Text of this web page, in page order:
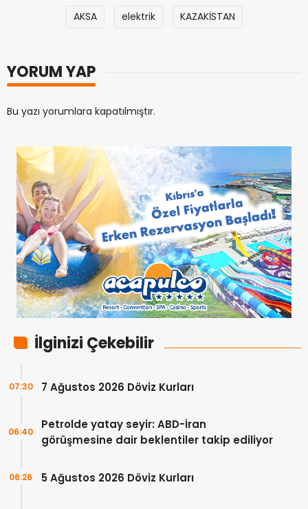
AKSA elektrik KAZAKİSTAN
YORUM YAP
Bu yazı yorumlara kapatılmıştır.
İlginizi Çekebilir
7 Ağustos 2026 Döviz Kurları
07:30
Petrolde yatay seyir: ABD-İran
görüşmesine dair beklentiler takip ediliyor
06:40
5 Ağustos 2026 Döviz Kurları
06:26